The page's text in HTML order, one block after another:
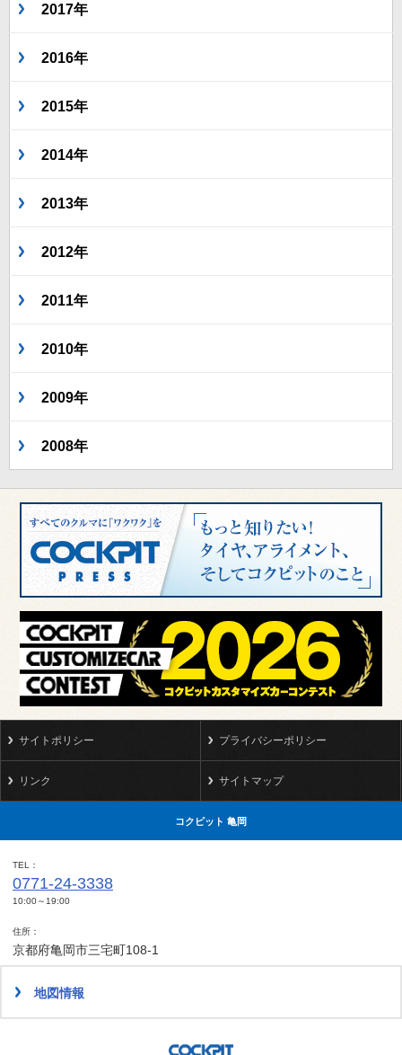
2017年
2016年
2015年
2014年
2013年
2012年
2011年
2010年
2009年
2008年
サイトポリシー プライバシーポリシー
リンク サイトマップ
コクピット 亀岡
TEL
0771-24-3338
10:00～19:00
住所
京都府亀岡市三宅町108-1
地図情報